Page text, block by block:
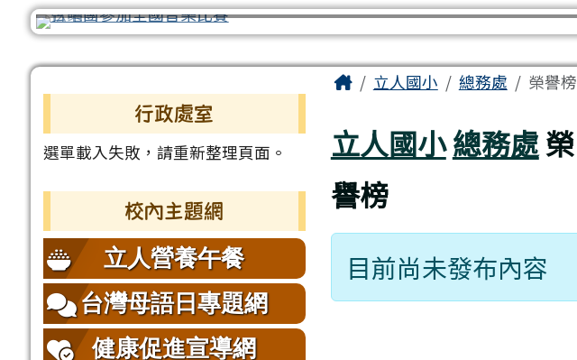
左邊區域內容
行政處室
選單載入失敗，請重新整理頁面。
校內主題網
立人營養午餐
台灣母語日專題網
健康促進宣導網
主內容區域
Home立人國小 總務處 榮譽榜
立人國小總務處榮
譽榜
目前尚未發布內容
頁尾區域